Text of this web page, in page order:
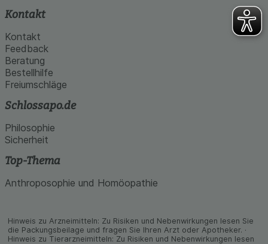
Kontakt
Kontakt
Feedback
Beratung
Bestellhilfe
Freiumschläge
Schlossapo.de
Philosophie
Sicherheit
Top-Thema
Anthroposophie und Homöopathie
Hinweis zu Arzneimitteln: Zu Risiken und Neben­wirkungen lesen Sie
die Packungs­beilage und fragen Sie Ihren Arzt oder Apo­theker. ·
Hinweis zu Tier­arz­nei­mitteln: Zu Risiken und Neben­wirkungen lesen